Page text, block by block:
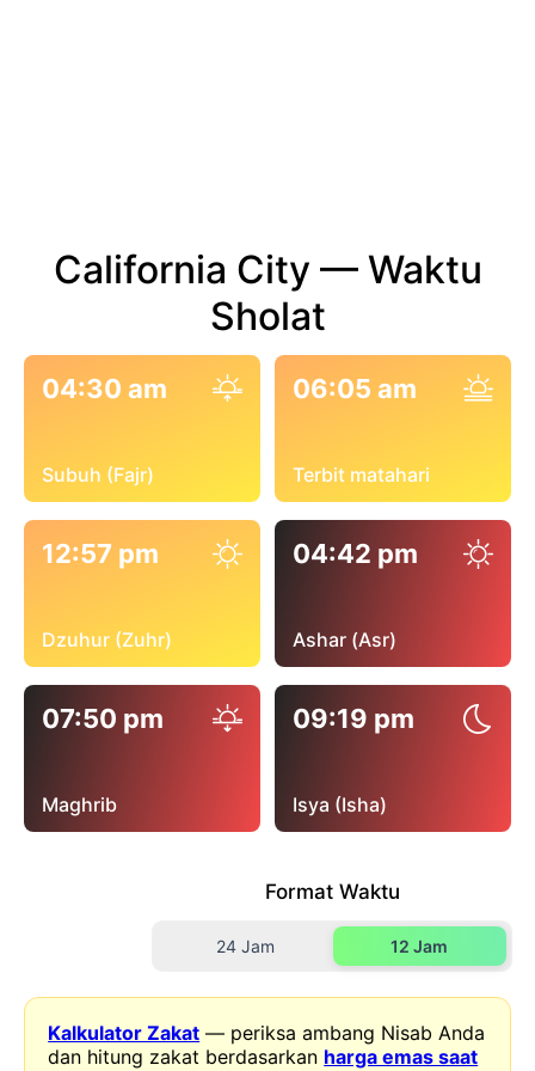
California City — Waktu
Sholat
04:30 am
Subuh (Fajr)
06:05 am
Terbit matahari
12:57 pm
Dzuhur (Zuhr)
04:42 pm
Ashar (Asr)
07:50 pm
Maghrib
09:19 pm
Isya (Isha)
Format Waktu
24 Jam 12 Jam
Kalkulator Zakat — periksa ambang Nisab Anda
dan hitung zakat berdasarkan harga emas saat